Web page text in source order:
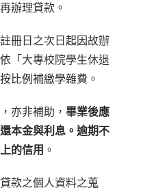
辦理貸款。
冊日之次日起因故辦
「 大專校院學生休退
比例補繳學雜費。
亦非補助， 畢業後應
本金與利息。逾期不
的信用 。
款之個人資料之蒐